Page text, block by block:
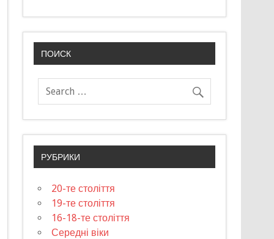
ПОИСК
РУБРИКИ
20-те століття
19-те століття
16-18-те століття
Середні віки